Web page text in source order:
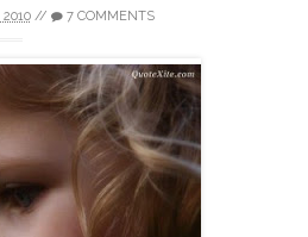
2010// 7 COMMENTS